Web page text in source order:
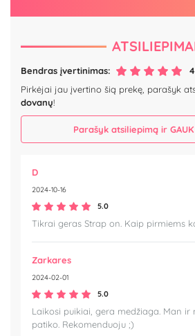
Bendras įvertinimas:
Pirkėjai jau įvertino šią prekę, parašyk
dovanų!
Parašyk atsiliepimą ir GAUK
D
2024-10-16
5.0
Tikrai geras Strap on. Kaip pirmiems
Zarkares
2024-02-01
5.0
Laikosi puikiai, gera medžiaga. Man ir
patiko. Rekomenduoju ;)